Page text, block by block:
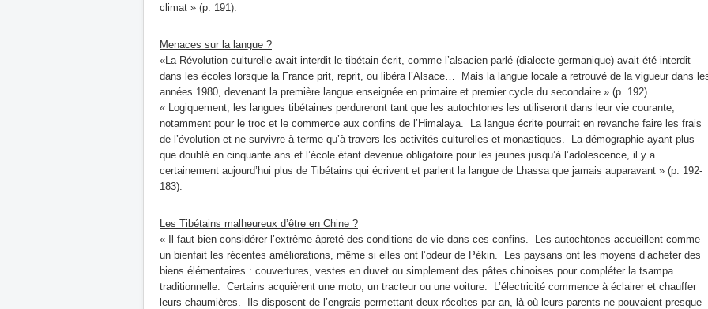
climat » (p. 191).
Menaces sur la langue ?
«La Révolution culturelle avait interdit le tibétain écrit, comme l’alsacien parlé (dialecte germanique) avait été interdit
dans les écoles lorsque la France prit, reprit, ou libéra l’Alsace… Mais la langue locale a retrouvé de la vigueur dans
années 1980, devenant la première langue enseignée en primaire et premier cycle du secondaire » (p. 192).
« Logiquement, les langues tibétaines perdureront tant que les autochtones les utiliseront dans leur vie courante,
notamment pour le troc et le commerce aux confins de l’Himalaya. La langue écrite pourrait en revanche faire les frais
de l’évolution et ne survivre à terme qu’à travers les activités culturelles et monastiques. La démographie ayant plus
que doublé en cinquante ans et l’école étant devenue obligatoire pour les jeunes jusqu’à l’adolescence, il y a
certainement aujourd’hui plus de Tibétains qui écrivent et parlent la langue de Lhassa que jamais auparavant » (p. 192-
183).
Les Tibétains malheureux d’être en Chine ?
« Il faut bien considérer l’extrême âpreté des conditions de vie dans ces confins. Les autochtones accueillent comme
un bienfait les récentes améliorations, même si elles ont l’odeur de Pékin. Les paysans ont les moyens d’acheter des
biens élémentaires : couvertures, vestes en duvet ou simplement des pâtes chinoises pour compléter la tsampa
traditionnelle. Certains acquièrent une moto, un tracteur ou une voiture. L’électricité commence à éclairer et chauffer
leurs chaumières. Ils disposent de l’engrais permettant deux récoltes par an, là où leurs parents ne pouvaient presque